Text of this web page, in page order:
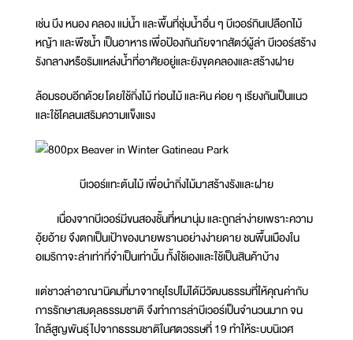
เช่น บึง หนอง คลอง แม่น้ำ และพื้นที่ชุ่มน้ำอื่น ๆ บีเวอร์กินเปลือกไม้
หญ้า และพืชน้ำ เป็นอาหาร เพื่อป้องกันภัยจากสัตว์ผู้ล่า บีเวอร์สร้าง
รังกลางหรือริมแหล่งน้ำที่อาศัยอยู่และยังขุดคลองและสร้างฝาย
ล้อมรอบอีกด้วย โดยใช้กิ่งไม้ ท่อนไม้ และหิน ค่อย ๆ เรียงกันเป็นแนว
และใช้โคลนเสริมความแข็งแรง
บีเวอร์แทะต้นไม้ เพื่อนำกิ่งไม้มาสร้างรังและฝาย
เนื่องจากบีเวอร์มีขนสองชั้นที่หนานุ่ม และถูกล่าง่ายเพราะความ
อุ้ยอ้าย จึงตกเป็นเป้าของนายพรานอย่างง่ายดาย ชนพื้นเมืองใน
อเมริกาจะล่าเท่าที่จำเป็นเท่านั้น ทั้งใช้เองและใช้เป็นสินค้าบ้าง
แต่ชาวล่าอาณานิคมที่มาจากยุโรปไม่ได้มีวัฒนธรรมที่ให้คุณค่ากับ
การรักษาสมดุลธรรมชาติ จึงทำการล่าบีเวอร์เป็นจำนวนมาก จน
ใกล้สูญพันธุ์ไปจากธรรมชาติในศตวรรษที่ 19 ทำให้ระบบนิเวศ